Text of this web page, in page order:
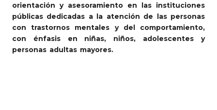
orientación y asesoramiento en las instituciones
públicas dedicadas a la atención de las personas
con trastornos mentales y del comportamiento,
con énfasis en niñas, niños, adolescentes y
personas adultas mayores.